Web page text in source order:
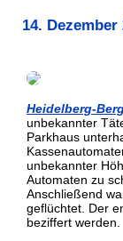
14. Dezember
Heidelberg-
unbekannter
Parkhaus
unbekannter
Automaten zu
Anschließend
geflüchtet. Der
beziffert werden.